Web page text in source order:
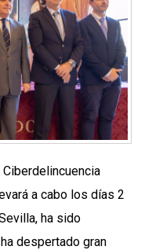
a cabo los días 2
ha sido
despertado gran